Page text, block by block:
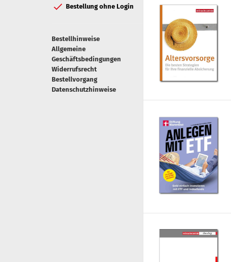
Bestellung ohne Login
Bestellhinweise
Allgemeine
Geschäftsbedingungen
Widerrufsrecht
Bestellvorgang
Datenschutzhinweise